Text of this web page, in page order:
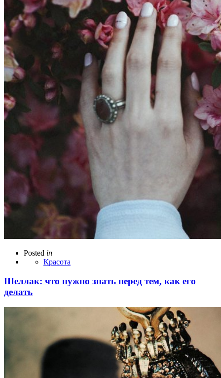
Posted in
Красота
Шеллак: что нужно знать перед тем, как его
делать